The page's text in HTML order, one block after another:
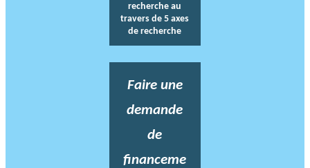
recherche au
travers de 5 axes
de recherche
Faire une
demande
de
financeme